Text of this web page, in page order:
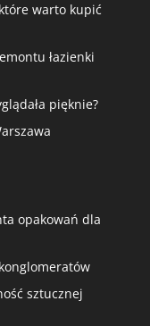
warto kupić
łazienki
pięknie?
opakowań dla
sztucznej